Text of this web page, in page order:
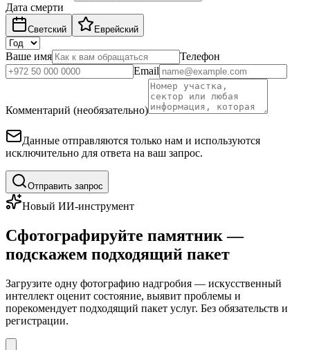
Дата смерти
Светский Еврейский
Ваше имя
Телефон
Email
Комментарий (необязательно)
Данные отправляются только нам и используются
исключительно для ответа на ваш запрос.
Отправить запрос
Новый ИИ-инструмент
Сфотографируйте памятник —
подскажем подходящий пакет
Загрузите одну фотографию надгробия — искусственный
интеллект оценит состояние, выявит проблемы и
порекомендует подходящий пакет услуг. Без обязательств и
регистрации.